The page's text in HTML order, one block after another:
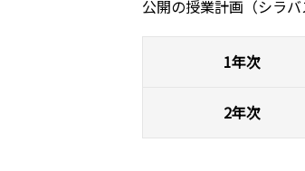
公開の授業計画（シラ
1年次
2年次